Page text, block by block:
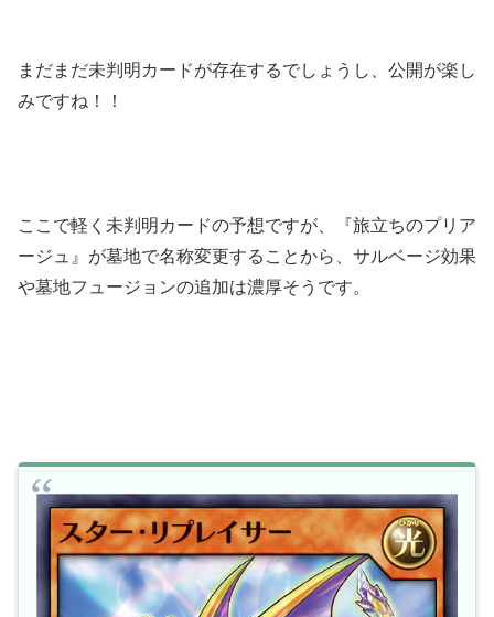
まだまだ未判明カードが存在するでしょうし、公開が楽し
みですね！！
ここで軽く未判明カードの予想ですが、『旅立ちのプリア
ージュ』が墓地で名称変更することから、サルベージ効果
や墓地フュージョンの追加は濃厚そうです。